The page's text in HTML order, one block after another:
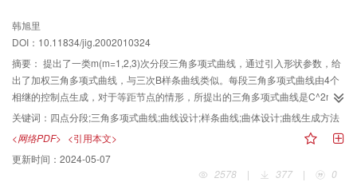
韩旭里
DOI：10.11834/jig.2002010324
摘要： 提出了一类m(m=1,2,3)次分段三角多项式曲线，通过引入形状参数，给
出了加权三角多项式曲线，与三次B样条曲线类似。每段三角多项式曲线由4个
相继的控制点生成，对于等距节点的情形，所提出的三角多项式曲线是C^2m-1
连续；给出了三角开曲线和闭曲线的构造方法。论述了椭圆的表示方法，给出
了三角多项式曲线与三次B样条曲线的对比，通过改变次数m或调整形状参数，
可以得到不同程度地接近于控制多边形的曲线，因此，所给曲线的生成方法是
一种结构简单和使用方便的曲线生成方法。
关键词： 四点分段;三角多项式曲线;曲线设计;样条曲线;曲体设计;曲线生成方法
<网络PDF> <引用本文>
更新时间： 2024-05-07
2578
| 377 | 0